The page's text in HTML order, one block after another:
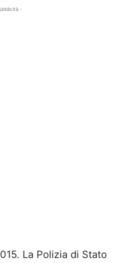
-
La Polizia di Stato